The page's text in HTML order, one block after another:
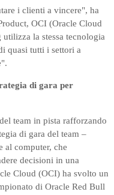
i clienti a vincere", ha
OCI (Oracle Cloud
la stessa tecnologia
quasi tutti i settori a
di gara per
team in pista rafforzando
di gara del team –
al computer, che
decisioni in una
Cloud (OCI) ha svolto un
di Oracle Red Bull